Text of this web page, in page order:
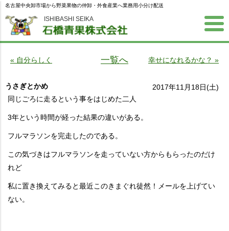
ISHIBASHI SEIKA
名古屋中央卸市場から野菜果物の仲卸・外食産業へ業務用小分け配送
« 自分らしく 一覧へ 幸せになれるかな？ »
うさぎとかめ
2017年11月18日(土)
同じごろに走るという事をはじめた二人
3年という時間が経った結果の違いがある。
フルマラソンを完走したのである。
この気づきはフルマラソンを走っていない方からもらったのだけ
れど
私に置き換えてみると最近このきまぐれ徒然！メールを上げてい
ない。